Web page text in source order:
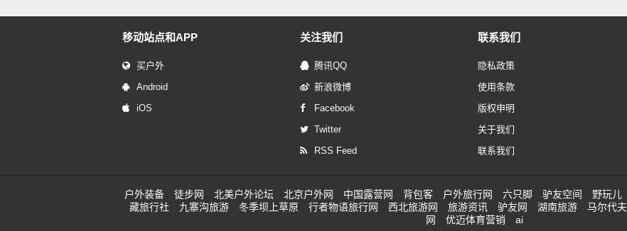
移动站点和APP
买户外
Android
iOS
关注我们
腾讯QQ
新浪微博
Facebook
Twitter
RSS Feed
联系我们
隐私政策
使用条款
版权申明
关于我们
联系我们
户外装备 徒步网 北美户外论坛 北京户外网 中国露营网 背包客 户外旅行网 六只脚 驴友空间 野玩儿
藏旅行社
九寨沟旅游 冬季坝上草原 行者物语旅行网 西北旅游网 旅游资讯 驴友网 湖南旅游 马尔代夫
网
优迈体育营销 ai